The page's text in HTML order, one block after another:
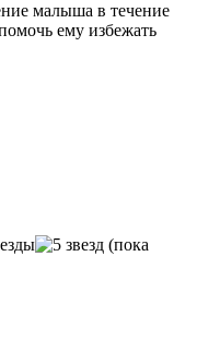
малыша в течение
ему избежать
(пока